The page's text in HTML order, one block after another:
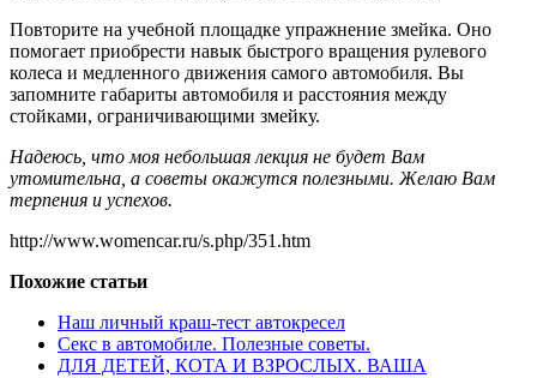
Повторите на учебной площадке упражнение змейка. Оно
помогает приобрести навык быстрого вращения рулевого
колеса и медленного движения самого автомобиля. Вы
запомните габариты автомобиля и расстояния между
стойками, ограничивающими змейку.
Надеюсь, что моя небольшая лекция не будет Вам
утомительна, а советы окажутся полезными. Желаю Вам
терпения и успехов.
http://www.womencar.ru/s.php/351.htm
Похожие статьи
Наш личный краш-тест автокресел
Секс в автомобиле. Полезные советы.
ДЛЯ ДЕТЕЙ, КОТА И ВЗРОСЛЫХ. ВАША